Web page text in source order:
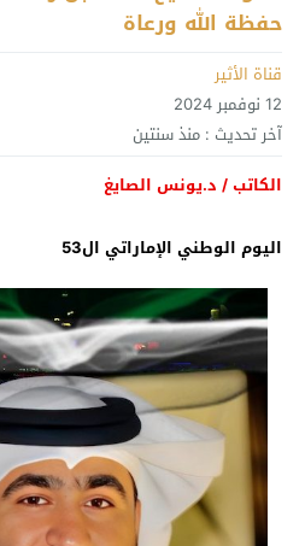
حفظة الله ورعاة
قناة الأثير
12 نوفمبر 2024
آخر تحديث : منذ سنتين
الكاتب / د.يونس الصايغ
اليوم الوطني الإماراتي ال53